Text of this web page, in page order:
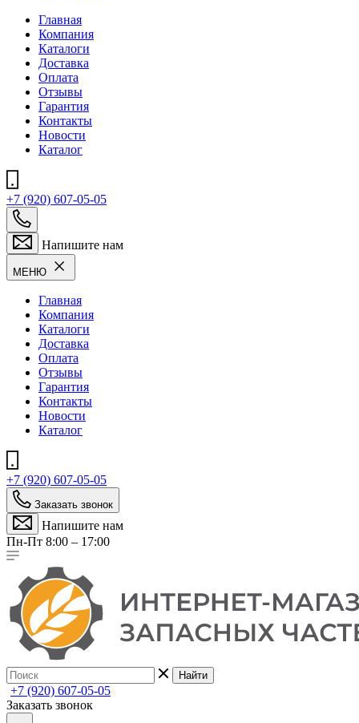
Главная
Компания
Каталоги
Доставка
Оплата
Отзывы
Гарантия
Контакты
Новости
Каталог
+7 (920) 607-05-05
Напишите нам
МЕНЮ
Главная
Компания
Каталоги
Доставка
Оплата
Отзывы
Гарантия
Контакты
Новости
Каталог
+7 (920) 607-05-05
Заказать звонок
Напишите нам
Пн-Пт 8:00 – 17:00
Найти
+7 (920) 607-05-05
Заказать звонок